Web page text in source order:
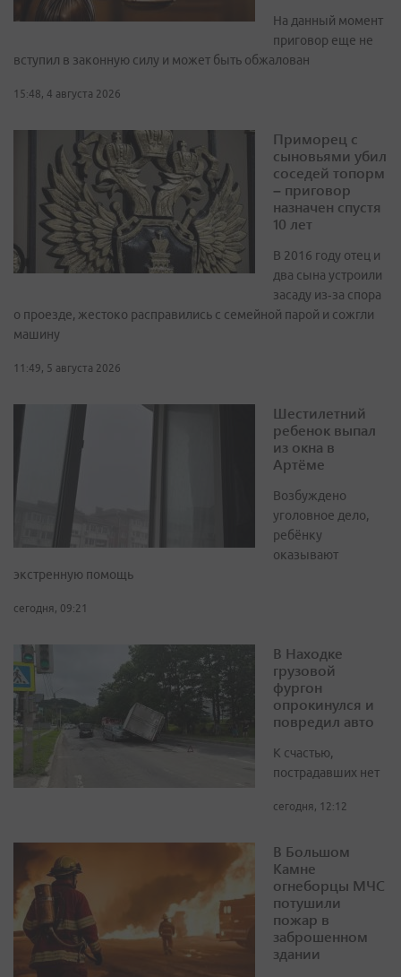
На данный момент
приговор еще не
вступил в законную силу и может быть обжалован
15:48, 4 августа 2026
Приморец с
сыновьями убил
соседей топорм
– приговор
назначен спустя
10 лет
В 2016 году отец и
два сына устроили
засаду из‑за спора
о проезде, жестоко расправились с семейной парой и сожгли
машину
11:49, 5 августа 2026
Шестилетний
ребенок выпал
из окна в
Артёме
Возбуждено
уголовное дело,
ребёнку
оказывают
экстренную помощь
сегодня, 09:21
В Находке
грузовой
фургон
опрокинулся и
повредил авто
К счастью,
пострадавших нет
сегодня, 12:12
В Большом
Камне
огнеборцы МЧС
потушили
пожар в
заброшенном
здании